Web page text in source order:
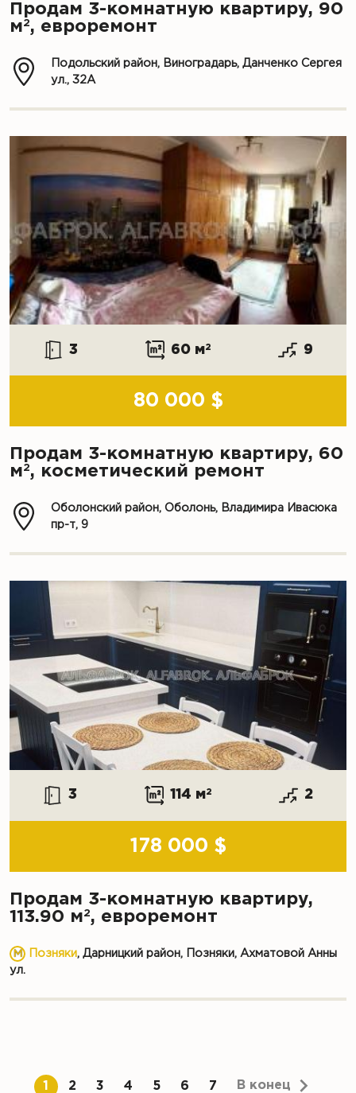
Продам 3-комнатную квартиру, 90
м2, евроремонт
Подольский район, Виноградарь, Данченко Сергея
ул., 32А
3 60 м2 9
80 000 $
Продам 3-комнатную квартиру, 60
м2, косметический ремонт
Оболонский район, Оболонь, Владимира Ивасюка
пр-т, 9
3 114 м2 2
178 000 $
Продам 3-комнатную квартиру,
113.90 м2, евроремонт
Позняки, Дарницкий район, Позняки, Ахматовой Анны
ул.
1 2 3 4 5 6 7 В конец